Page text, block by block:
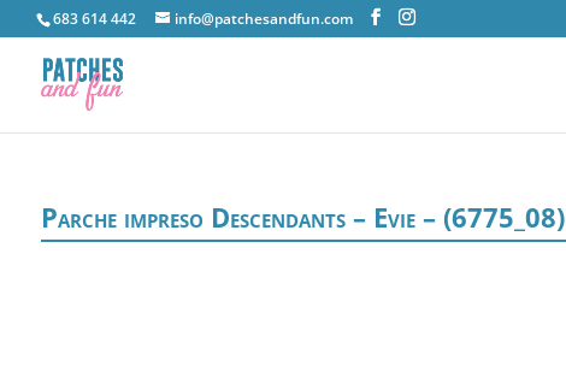
683 614 442 info@patchesandfun.com
Parche impreso Descendants – Evie – (6775_08)